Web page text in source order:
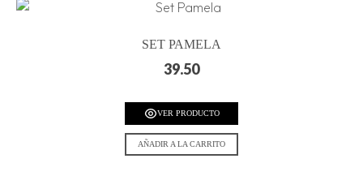
SET PAMELA
39.50
VER PRODUCTO
AÑADIR A LA CARRITO